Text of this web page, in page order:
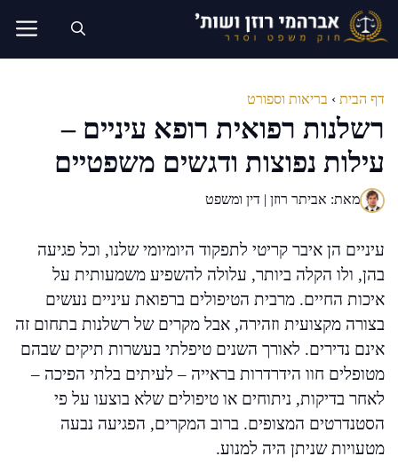
לדלג
לתוכן
דף הבית › בריאות וספורט
רשלנות רפואית רופא עיניים –
עילות נפוצות ודגשים משפטיים
מאת: אביתר רוזן | דין ומשפט
עיניים הן איבר קריטי לתפקוד היומיומי שלנו, וכל פגיעה
בהן, ולו הקלה ביותר, עלולה להשפיע משמעותית על
איכות החיים. מרבית הטיפולים ברפואת עיניים נעשים
בצורה מקצועית וזהירה, אבל מקרים של רשלנות בתחום זה
אינם נדירים. לאורך השנים טיפלתי בעשרות תיקים שבהם
מטופלים חוו הידרדרות בראייה – לעיתים בלתי הפיכה –
לאחר בדיקות, ניתוחים או טיפולים שלא בוצעו על פי
הסטנדרטים המצופים. ברוב המקרים, הפגיעה נבעה
מטעויות שניתן היה למנוע.